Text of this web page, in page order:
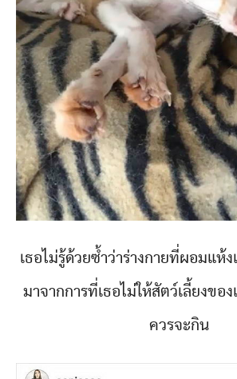
เธอไม่รู้ด้วยซ้ำว่าร่างกายที่ผอมแห้
มาจากการที่เธอไม่ให้สัตว์เลี้ยงขอ
ควรจะกิน